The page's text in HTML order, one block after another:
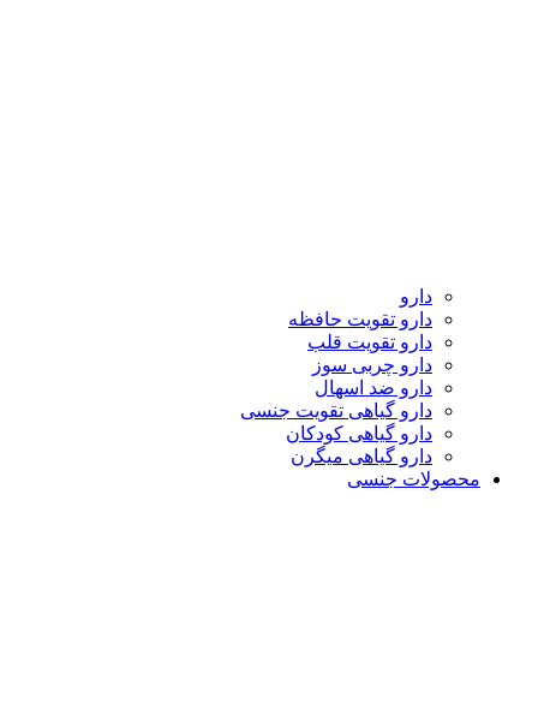
دارو
دارو تقویت حافظه
دارو تقویت قلب
دارو چربی سوز
دارو ضد اسهال
دارو گیاهی تقویت جنسی
دارو گیاهی کودکان
دارو گیاهی میگرن
محصولات جنسی